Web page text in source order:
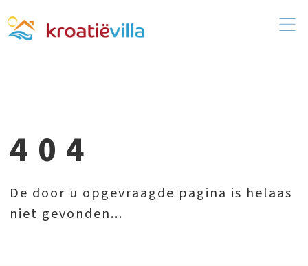
404
De door u opgevraagde pagina is helaas
niet gevonden...